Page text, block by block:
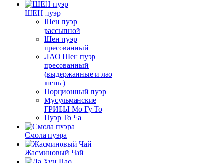
ШЕН пуэр
Шен пуэр
рассыпной
Шен пуэр
пресованный
ЛАО Шен пуэр
пресованный
(выдержанные и лао
шены)
Порционный пуэр
Мусульманские
ГРИБЫ Мо Гу То
Пуэр То Ча
Смола пуэра
Жасминовый Чай